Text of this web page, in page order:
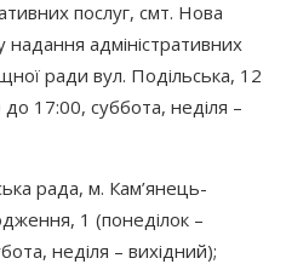
послуг, смт. Нова
адміністративних
ради вул. Подільська, 12
17:00, суббота, неділя –
рада, м. Кам’янець-
1 (понеділок –
неділя – вихідний);